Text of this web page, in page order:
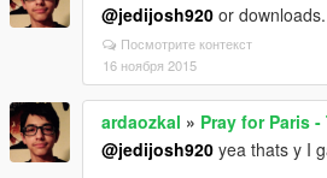
@jedijosh920 or downloads.
Посмотрите контекст
16 ноября 2015
ardaozkal » Pray for Paris
@jedijosh920 yea thats y I